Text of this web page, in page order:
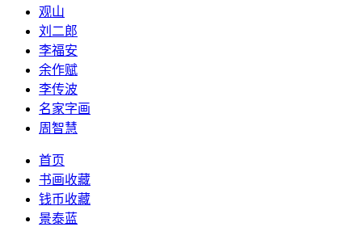
观山
刘二郎
李福安
余作赋
李传波
名家字画
周智慧
首页
书画收藏
钱币收藏
景泰蓝